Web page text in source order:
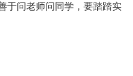
于问老师问同学，要踏踏实